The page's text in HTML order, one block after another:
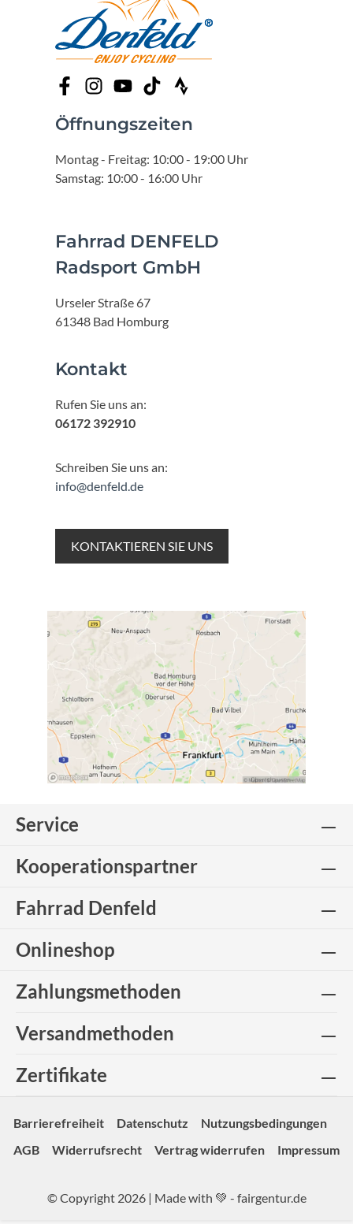
Öffnungszeiten
Montag - Freitag: 10:00 - 19:00 Uhr
Samstag: 10:00 - 16:00 Uhr
Fahrrad DENFELD
Radsport GmbH
Urseler Straße 67
61348 Bad Homburg
Kontakt
Rufen Sie uns an:
06172 392910
Schreiben Sie uns an:
info@denfeld.de
KONTAKTIEREN SIE UNS
Service
Kooperationspartner
Fahrrad Denfeld
Onlineshop
Zahlungsmethoden
Versandmethoden
Zertifikate
Barrierefreiheit Datenschutz
Nutzungsbedingungen
AGB
Widerrufsrecht Vertrag widerrufen Impressum
© Copyright 2026 | Made with 💚 - fairgentur.de